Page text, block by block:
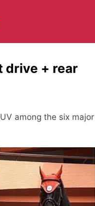
drive + rear
among the six major